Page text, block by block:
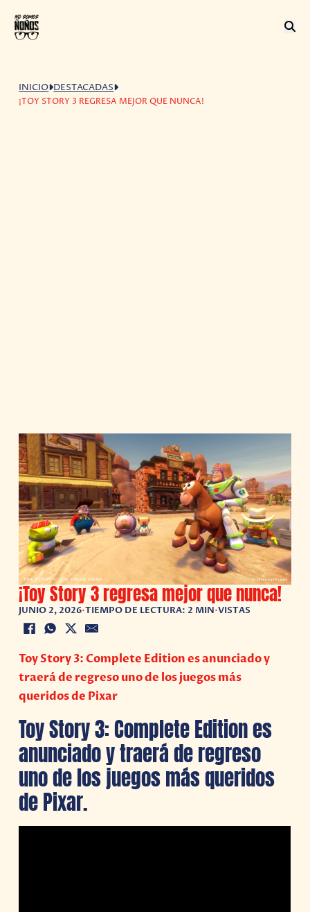
INICIO DESTACADAS
¡TOY STORY 3 REGRESA MEJOR QUE NUNCA!
¡Toy Story 3 regresa mejor que nunca!
JUNIO 2, 2026•TIEMPO DE LECTURA: 2 MIN•VISTAS
Toy Story 3: Complete Edition es anunciado y
traerá de regreso uno de los juegos más
queridos de Pixar
Toy Story 3: Complete Edition es
anunciado y traerá de regreso
uno de los juegos más queridos
de Pixar.